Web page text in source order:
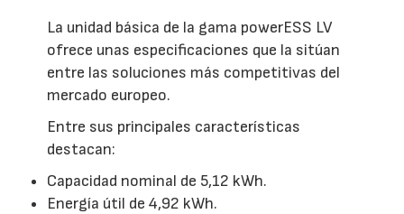
La unidad básica de la gama powerESS LV
ofrece unas especificaciones que la sitúan
entre las soluciones más competitivas del
mercado europeo.
Entre sus principales características
destacan:
Capacidad nominal de 5,12 kWh.
Energía útil de 4,92 kWh.